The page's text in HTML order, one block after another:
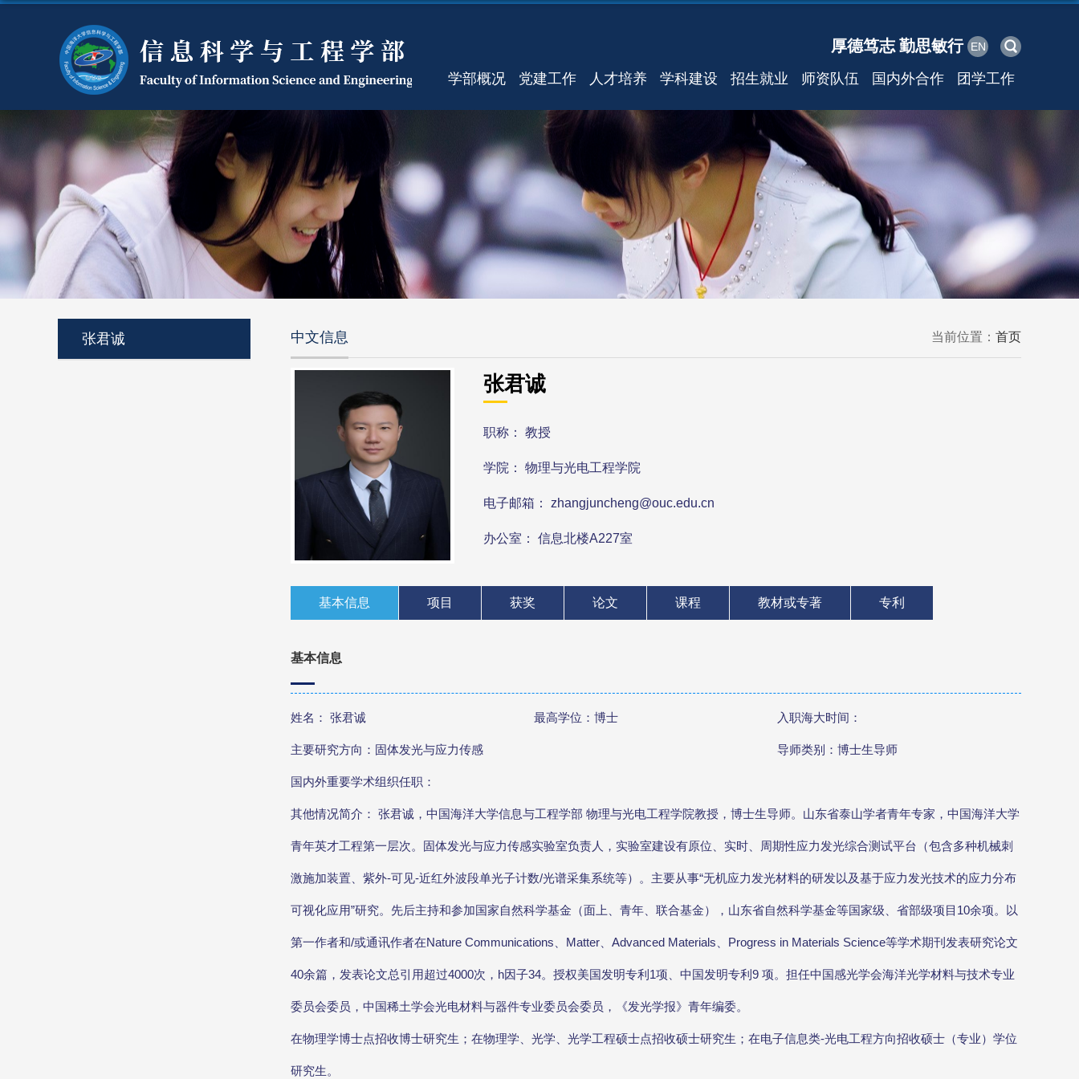
厚德笃志 勤思敏行 EN
学部概况 党建工作 人才培养 学科建设 招生就业 师资队伍 国内外合作 团学工作
张君诚 当前位置： 首页
中文信息
张君诚
职称： 教授
学院： 物理与光电工程学院
电子邮箱： zhangjuncheng@ouc.edu.cn
办公室： 信息北楼A227室
基本信息 项目 获奖 论文 课程 教材或专著 专利
基本信息
姓名： 张君诚 最高学位：博士 入职海大时间：
主要研究方向：固体发光与应力传感 导师类别：博士生导师
国内外重要学术组织任职：
其他情况简介： 张君诚，中国海洋大学信息与工程学部 物理与光电工程学院教授，博士生导师。山东省泰山学者青年专家，中国海洋大学
青年英才工程第一层次。固体发光与应力传感实验室负责人，实验室建设有原位、实时、周期性应力发光综合测试平台（包含多种机械刺
激施加装置、紫外-可见-近红外波段单光子计数/光谱采集系统等）。主要从事“无机应力发光材料的研发以及基于应力发光技术的应力分布
可视化应用”研究。先后主持和参加国家自然科学基金（面上、青年、联合基金），山东省自然科学基金等国家级、省部级项目10余项。以
第一作者和/或通讯作者在Nature Communications、Matter、Advanced Materials、Progress in Materials Science等学术期刊发表研究论文
40余篇，发表论文总引用超过4000次，h因子34。授权美国发明专利1项、中国发明专利9 项。担任中国感光学会海洋光学材料与技术专业
委员会委员，中国稀土学会光电材料与器件专业委员会委员，《发光学报》青年编委。
在物理学博士点招收博士研究生；在物理学、光学、光学工程硕士点招收硕士研究生；在电子信息类-光电工程方向招收硕士（专业）学位
研究生。